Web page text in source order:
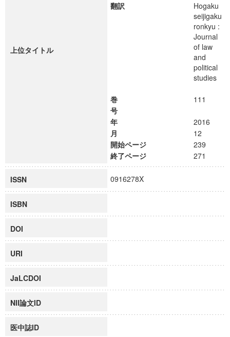
上位タイトル
翻訳
Hogaku
seijigaku
ronkyu :
Journal
of law
and
political
studies
巻
111
号
年
2016
月
12
開始ページ
239
終了ページ
271
ISSN 0916278X
ISBN
DOI
URI
JaLCDOI
NII論文ID
医中誌ID